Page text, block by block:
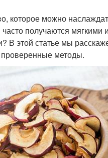
которое можно
получаются мягкими
В этой статье мы
проверенные методы.